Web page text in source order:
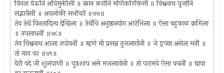
विनता येऊनि अविमुक्तीसी ॥ स्नान करोनि मणिकर्णिकेसी ॥ विश्वनाथ पूजोनि
सद्भावेंसीं ॥ अवलोकी सभोंवतें ॥७७॥
तंव तेथें विनतादित्य देखिला ॥ तेथेंचि अनुष्ठानयोग आरंभिला ॥ ऐसा बहुकाळ क्रमिला
॥ तपसाधनीं ॥७८॥
तंव विश्वनाथ आला तपोवनीं ॥ म्हणे मी प्रसन्न तुजलागोनी ॥ जे इच्छा असेल मनीं ॥
तो माग वर ॥७९॥
येरी वदे जी शूलपाणी ॥ पुत्रशाप असे मजलागोनी ॥ तो परामवे ऐसा वचनीं ॥ द्यावा